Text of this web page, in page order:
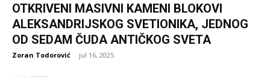
OTKRIVENI MASIVNI KAMENI BLOKOVI
ALEKSANDRIJSKOG SVETIONIKA, JEDNOG
OD SEDAM ČUDA ANTIČKOG SVETA
Zoran Todorović - jul 16, 2025